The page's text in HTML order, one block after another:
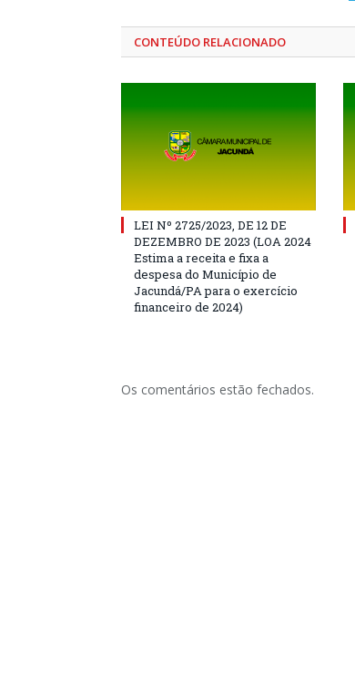
CONTEÚDO RELACIONADO
LEI Nº 2725/2023, DE 12 DE
DEZEMBRO DE 2023 (LOA 2024
Estima a receita e fixa a
despesa do Município de
Jacundá/PA para o exercício
financeiro de 2024)
Os comentários estão fechados.